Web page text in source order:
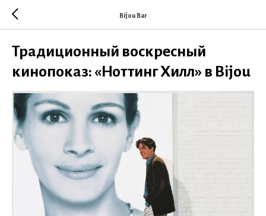
Bijou Bar
Традиционный воскресный
кинопоказ: «Ноттинг Хилл» в Bijou